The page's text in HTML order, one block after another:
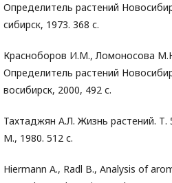
Определитель растений
сибирск, 1973. 368 с.
Красноборов И.М., Ломоносова
Определитель растений
восибирск, 2000, 492 с.
Тахтаджян А.Л. Жизнь растений. Т.
М., 1980. 512 с.
Hiermann A., Radl B., Analysis of